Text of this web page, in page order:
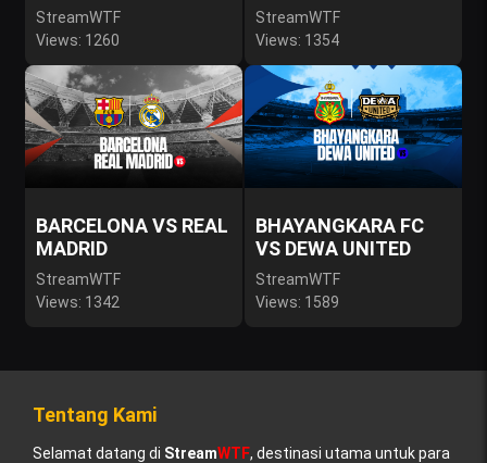
StreamWTF
Views: 1260
StreamWTF
Views: 1354
BARCELONA VS REAL
MADRID
StreamWTF
Views: 1342
BHAYANGKARA FC
VS DEWA UNITED
StreamWTF
Views: 1589
Tentang Kami
Selamat datang di StreamWTF, destinasi utama untuk para